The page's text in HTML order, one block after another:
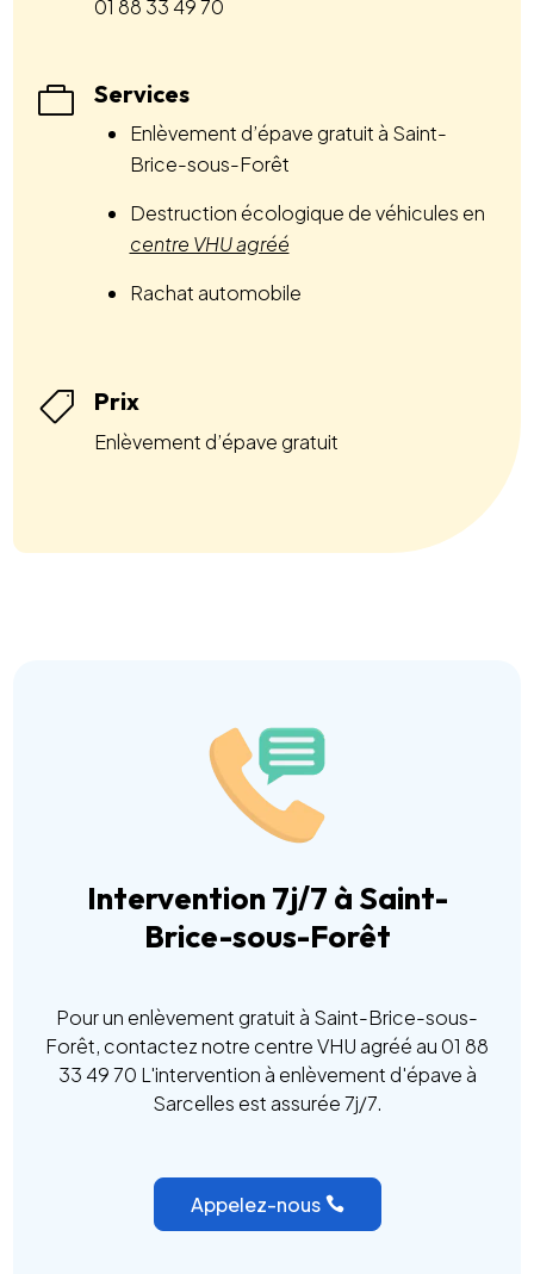
01 88 33 49 70
 Services
Enlèvement d’épave gratuit à Saint-
Brice-sous-Forêt
Destruction écologique de véhicules en
centre VHU agréé
Rachat automobile
 Prix
Enlèvement d’épave gratuit
Intervention 7j/7 à Saint-
Brice-sous-Forêt
Pour un enlèvement gratuit à Saint-Brice-sous-
Forêt, contactez notre centre VHU agréé au 01 88
33 49 70 L'intervention à enlèvement d'épave à
Sarcelles est assurée 7j/7.
Appelez-nous